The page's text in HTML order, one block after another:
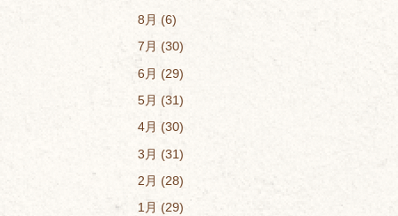
8月
6
7月
30
6月
29
5月
31
4月
30
3月
31
2月
28
1月
29